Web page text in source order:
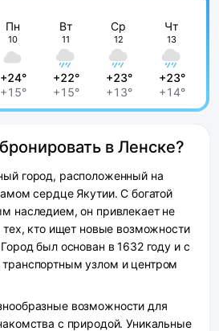
Пн
10
+24°
+15°
Вт
11
+22°
+15°
Ср
12
+23°
+13°
Чт
13
+23°
+14°
в Ленске?
город, расположенный на
сердце Якутии. С богатой
наследием, он привлекает не
тех, кто ищет новые возможности
был основан в 1632 году и с
узлом и центром
возможности для
с природой. Уникальные